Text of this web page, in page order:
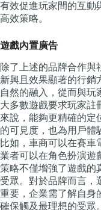
有效促進玩家間的互動
高效策略。
遊戲內置廣告
除了上述的品牌合作與
新興且效果顯著的行銷
自然的融入，從而與玩
大多數遊戲要求玩家註
來說，能夠更精確的定
的可見度，也為用戶體
比如，車商可以在賽車
業者可以在角色扮演遊
策略不僅增強了遊戲的
受眾。對於品牌而言，
重要，企業需了解自身
確保觸及最理想的受眾